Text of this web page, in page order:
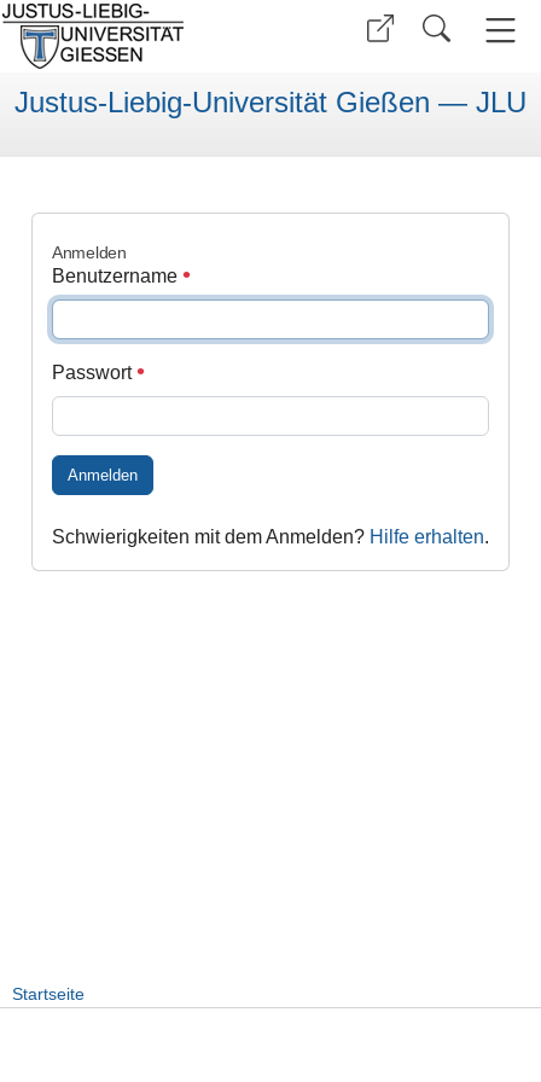
Justus-Liebig-Universität Gießen — JLU
Anmelden
Benutzername
Passwort
Anmelden
Schwierigkeiten mit dem Anmelden? Hilfe erhalten.
Startseite